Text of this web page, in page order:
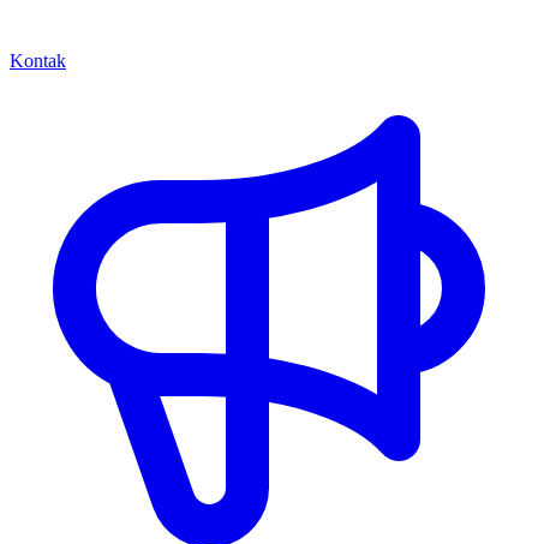
Kontak